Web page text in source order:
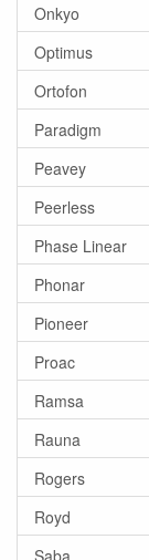
Onkyo
Optimus
Ortofon
Paradigm
Peavey
Peerless
Phase Linear
Phonar
Pioneer
Proac
Ramsa
Rauna
Rogers
Royd
Saba